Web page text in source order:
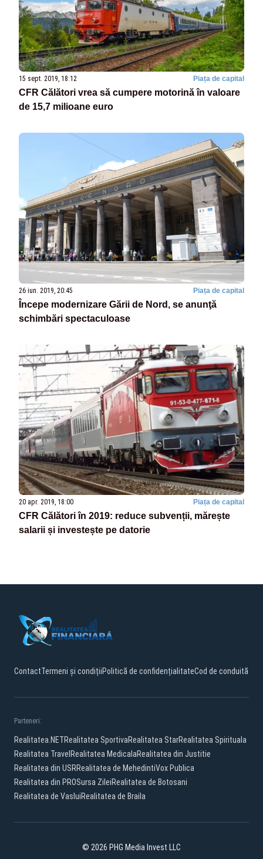
15 sept. 2019, 18:12 Piața de capital
CFR Călători vrea să cumpere motorină în valoare
de 15,7 milioane euro
26 iun. 2019, 20:45 Piața de capital
Începe modernizare Gării de Nord, se anunţă
schimbări spectaculoase
20 apr. 2019, 18:00 Piața de capital
CFR Călători în 2019: reduce subvenții, mărește
salarii și investește pe datorie
ContactTermeni și condițiiPolitică de confidențialitateCod de conduită
Parteneri:
Realitatea.NETRealitatea SportivaRealitatea StarRealitatea Spirituala
Realitatea Travel Realitatea MedicalaRealitatea din Justitie
Realitatea din USRRealitatea de MehedintiVox Publica
Realitatea din PROSursa ZileiRealitatea de Botosani
Realitatea de VasluiRealitatea de Braila
© 2026 PHG Media Invest LLC